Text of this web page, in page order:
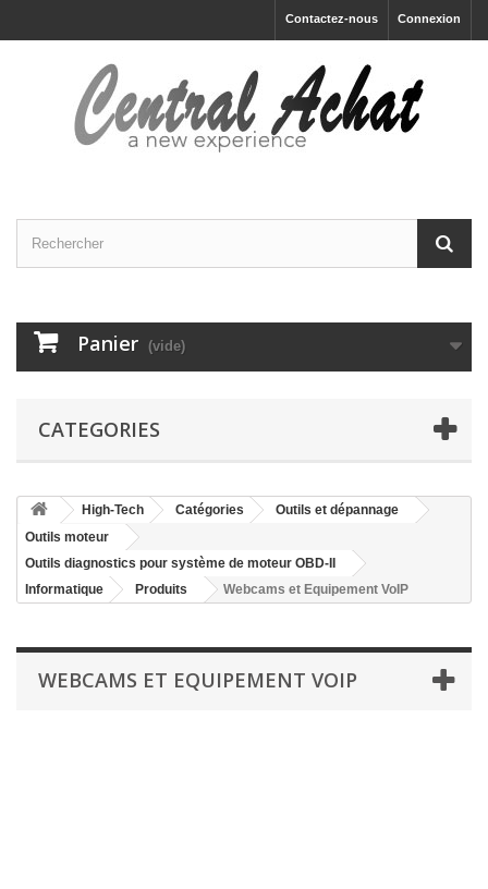
Connexion
Contactez-nous
Panier (vide)
CATEGORIES
High-Tech Catégories
Outils et dépannage
Outils moteur
Outils diagnostics pour système de moteur OBD-II
Informatique
Produits Webcams et Equipement VoIP
WEBCAMS ET EQUIPEMENT VOIP